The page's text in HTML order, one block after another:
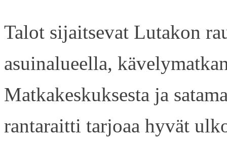
Talot sijaitsevat Lutakon
asuinalueella,
Matkakeskuksesta ja
rantaraitti tarjoaa hyvät